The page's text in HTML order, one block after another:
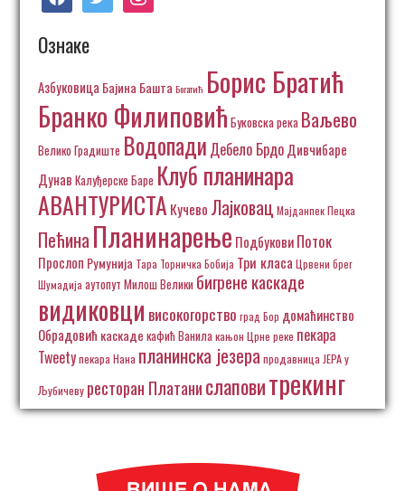
Ознаке
Азбуковица Бајина Башта Богатић Борис Братић
Бранко Филиповић Буковска река Ваљево
Велико Градиште Водопади Дебело БрдоДивчибаре
Дунав Калуђерске Баре Клуб планинара
АВАНТУРИСТА Кучево Лајковац Мајданпек Пецка
Пећина Планинарење ПодбуковиПоток
Прослоп Румунија Тара Торничка Бобија Три класа Црвени брег
Шумадија аутопут Милош Велики бигрене каскаде
видиковци високогорство град Бор домаћинство
Обрадовић каскаде кафић Ванилакањон Црне реке пекара
Tweetyпекара Нана планинска језера продавница ЈЕРА у
Љубичеву ресторан Платанислаповитрекинг